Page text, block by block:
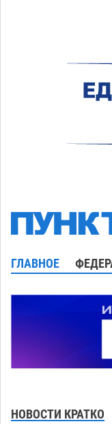
ГЛАВНОЕ
НОВОСТИ КРАТКО